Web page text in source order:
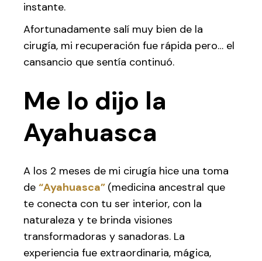
instante.
Afortunadamente salí muy bien de la
cirugía, mi recuperación fue rápida pero… el
cansancio que sentía continuó.
Me lo dijo la
Ayahuasca
A los 2 meses de mi cirugía hice una toma
de“Ayahuasca” (medicina ancestral que
te conecta con tu ser interior, con la
naturaleza y te brinda visiones
transformadoras y sanadoras. La
experiencia fue extraordinaria, mágica,